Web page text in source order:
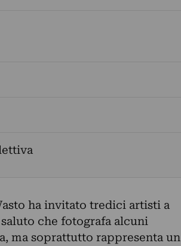
ha invitato tredici artisti a
che fotografa alcuni
ma soprattutto rappresenta un